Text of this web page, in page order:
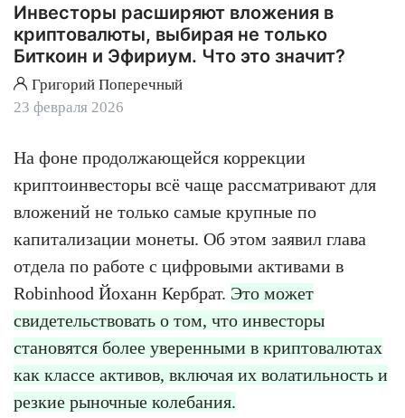
Инвесторы расширяют вложения в
криптовалюты, выбирая не только
Биткоин и Эфириум. Что это значит?
Григорий Поперечный
23 февраля 2026
На фоне продолжающейся коррекции
криптоинвесторы всё чаще рассматривают для
вложений не только самые крупные по
капитализации монеты. Об этом заявил глава
отдела по работе с цифровыми активами в
Robinhood Йоханн Кербрат. Это может
свидетельствовать о том, что инвесторы
становятся более уверенными в криптовалютах
как классе активов, включая их волатильность и
резкие рыночные колебания.